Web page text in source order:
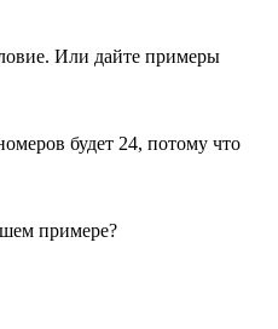
Или дайте примеры
будет 24, потому что
примере?